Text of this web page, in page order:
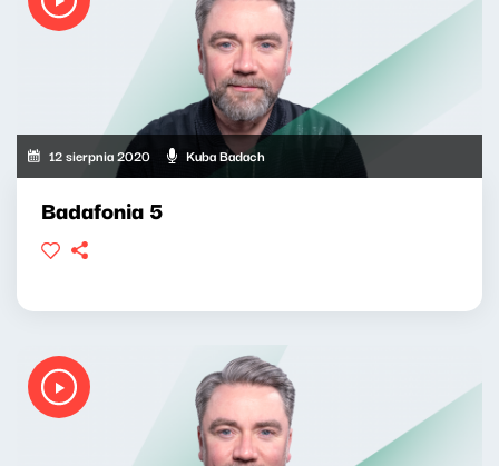
12 sierpnia 2020 Kuba Badach
Badafonia 5